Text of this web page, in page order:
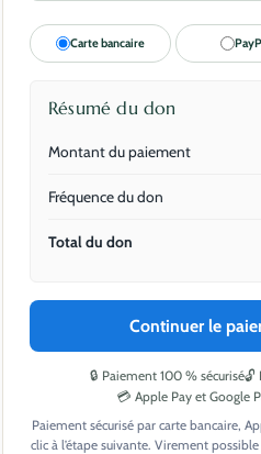
Carte bancaire
Résumé du don
Montant du paiement
Fréquence du don
Total du don
Continuer le
🔒 Paiement 100 % sécurisé🔓
💳 Apple Pay et Google
Paiement sécurisé par carte bancaire,
clic à l’étape suivante. Virement